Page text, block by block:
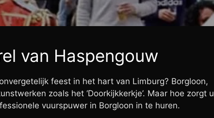
van Haspengouw
feest in het hart van Limburg? Borgloon,
zoals het ‘Doorkijkkerkje’. Maar hoe zorgt u
vuurspuwer in Borgloon in te huren.